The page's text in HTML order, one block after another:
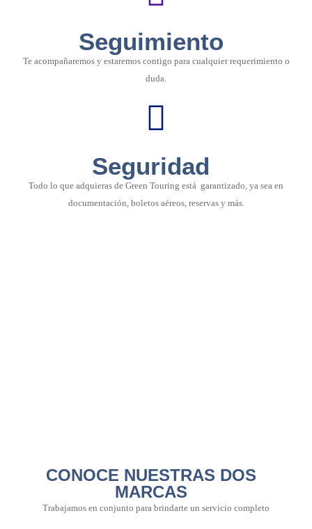
Seguimiento
Te acompañaremos y estaremos contigo para cualquier requerimiento o
duda.
Seguridad
Todo lo que adquieras de Green Touring está garantizado, ya sea en
documentación, boletos aéreos, reservas y más.
CONOCE NUESTRAS DOS
MARCAS
Trabajamos en conjunto para brindarte un servicio completo